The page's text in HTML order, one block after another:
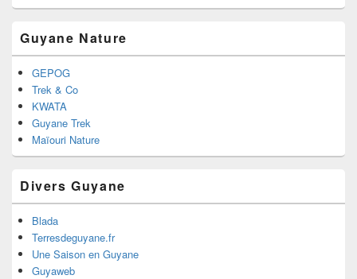
Guyane Nature
GEPOG
Trek & Co
KWATA
Guyane Trek
Maïouri Nature
Divers Guyane
Blada
Terresdeguyane.fr
Une Saison en Guyane
Guyaweb